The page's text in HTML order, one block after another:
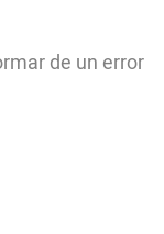
de un error